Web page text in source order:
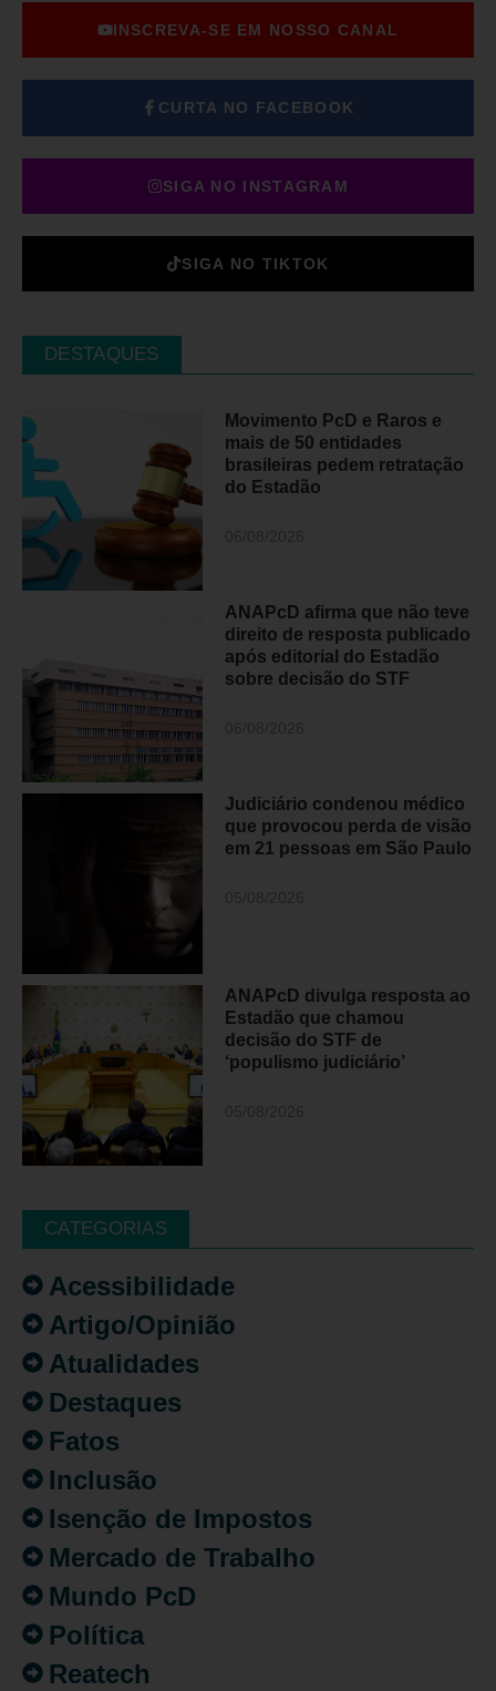
INSCREVA-SE EM NOSSO CANAL
CURTA NO FACEBOOK
SIGA NO INSTAGRAM
SIGA NO TIKTOK
DESTAQUES
Movimento PcD e Raros e
mais de 50 entidades
brasileiras pedem retratação
do Estadão
ANAPcD afirma que não teve
direito de resposta publicado
após editorial do Estadão
sobre decisão do STF
Judiciário condenou médico
que provocou perda de visão
em 21 pessoas em São Paulo
ANAPcD divulga resposta ao
Estadão que chamou
decisão do STF de
‘populismo judiciário’
CATEGORIAS
Acessibilidade
Artigo/Opinião
Atualidades
Destaques
Fatos
Inclusão
Isenção de Impostos
Mercado de Trabalho
Mundo PcD
Política
Reatech